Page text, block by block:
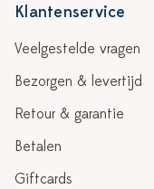
Klantenservice
Veelgestelde vragen
Bezorgen & levertijd
Retour & garantie
Betalen
Giftcards